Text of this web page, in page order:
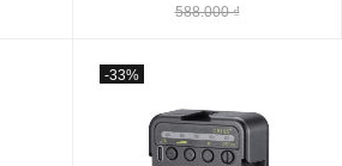
588.000 ₫
-33%